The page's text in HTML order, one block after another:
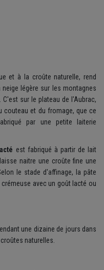
et à la croûte naturelle, rend
légère sur les montagnes
sur le plateau de l'Aubrac,
couteau et du fromage, que ce
par une petite laiterie
est fabriqué à partir de lait
naitre une croûte fine une
le stade d'affinage, la pâte
avec un goût lacté ou
une dizaine de jours dans
naturelles.